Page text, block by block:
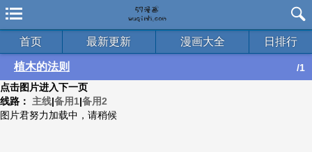
首页 最新更新 漫画大全 日排行
植木的法则
/1
点击图片进入下一页
线路： 主线|备用1|备用2
图片君努力加载中，请稍候